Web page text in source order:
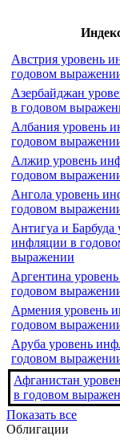
Австрия уровень
годовом
Азербайджан
в годовом
Албания уровень
годовом
Алжир уровень
годовом
Ангола уровень
годовом
Антигуа и Барбуда
инфляции в
выражении
Аргентина
годовом
Армения уровень
годовом
Аруба уровень
годовом
Афганистан
в годовом
Показать все
Облигации